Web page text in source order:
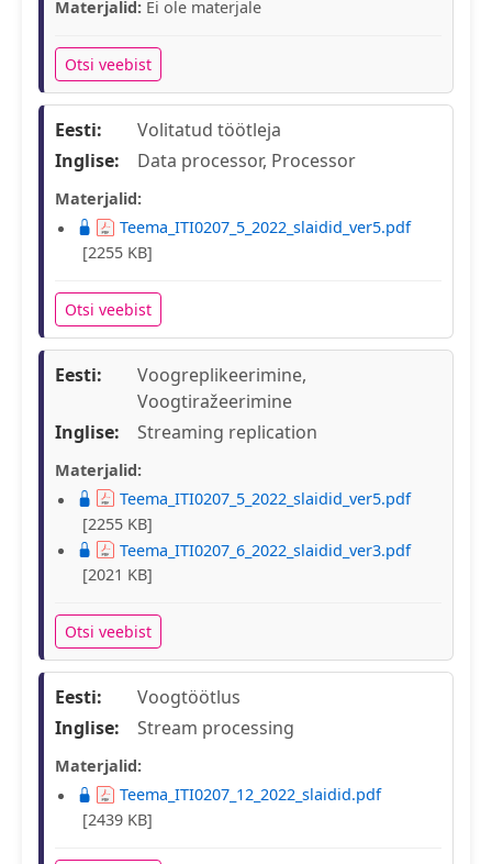
Materjalid: Ei ole materjale
Otsi veebist
Eesti:
Volitatud töötleja
Inglise:
Data processor, Processor
Materjalid:
Teema_ITI0207_5_2022_slaidid_ver5.pdf
[2255 KB]
Otsi veebist
Eesti:
Voogreplikeerimine,
Voogtiražeerimine
Inglise:
Streaming replication
Materjalid:
Teema_ITI0207_5_2022_slaidid_ver5.pdf
[2255 KB]
Teema_ITI0207_6_2022_slaidid_ver3.pdf
[2021 KB]
Otsi veebist
Eesti:
Voogtöötlus
Inglise:
Stream processing
Materjalid:
Teema_ITI0207_12_2022_slaidid.pdf
[2439 KB]